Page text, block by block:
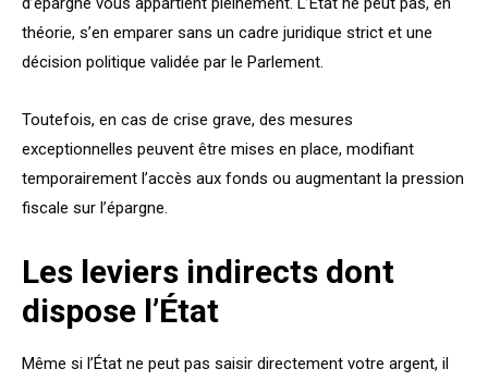
théorie, s’en emparer sans un cadre juridique strict et une
décision politique validée par le Parlement.
Toutefois, en cas de crise grave, des mesures
exceptionnelles peuvent être mises en place, modifiant
temporairement l’accès aux fonds ou augmentant la pression
fiscale sur l’épargne.
Les leviers indirects dont
dispose l’État
Même si l’État ne peut pas saisir directement votre argent, il